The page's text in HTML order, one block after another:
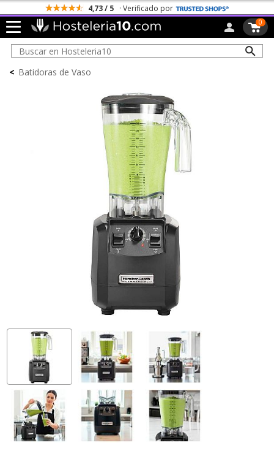
4,73 / 5 · Verificado por
0
< Batidoras de Vaso